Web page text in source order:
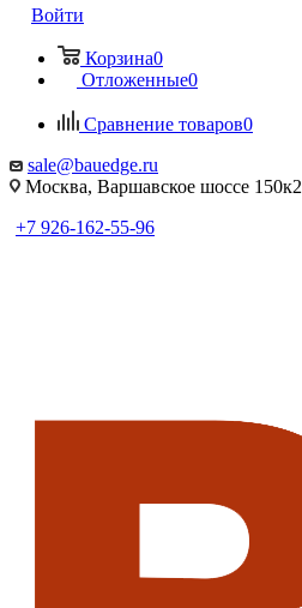
Войти
Корзина0
Отложенные0
Сравнение товаров0
sale@bauedge.ru
Москва, Варшавское шоссе 150к2
+7 926-162-55-96